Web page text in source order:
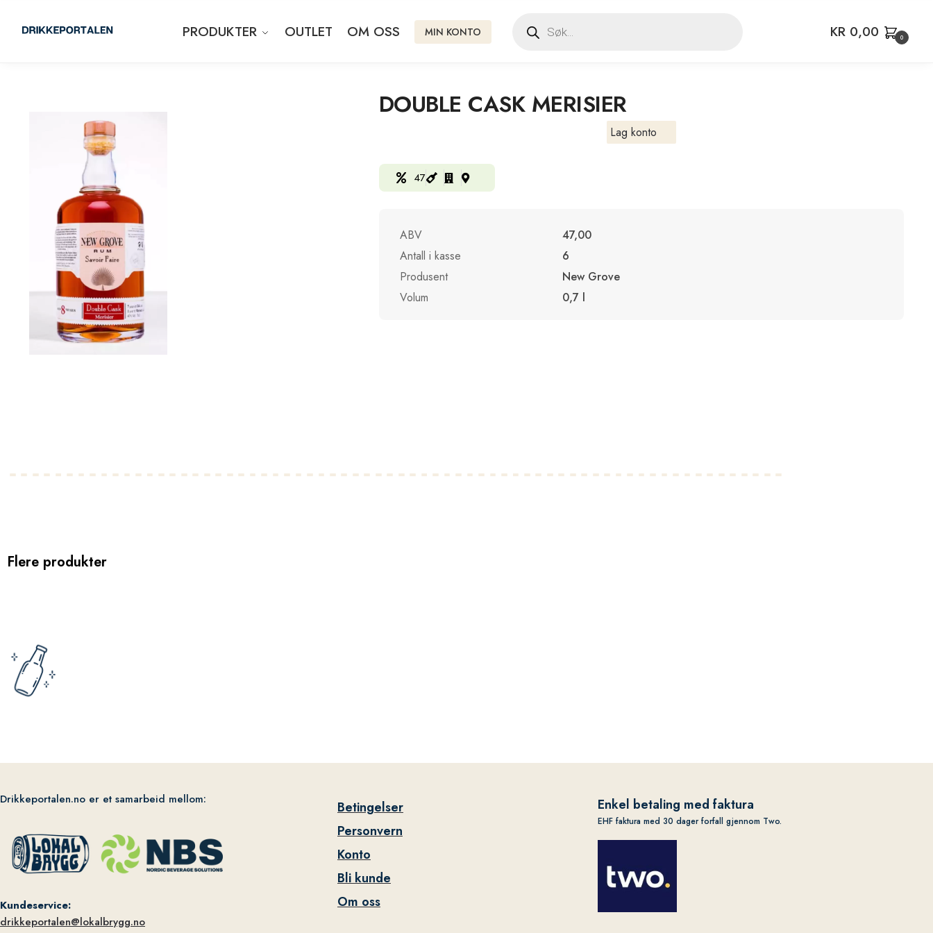
PRODUKTER OUTLET OM OSS MIN KONTO KR 0,00 0
DOUBLE CASK MERISIER
Lag konto
47
ABV
47,00
Antall i kasse
6
Produsent
New Grove
Volum
0,7 l
Flere produkter
Drikkeportalen.no er et samarbeid mellom:
Kundeservice:
drikkeportalen@lokalbrygg.no
Betingelser
Personvern
Konto
Bli kunde
Om oss
Enkel betaling med faktura
EHF faktura med 30 dager forfall gjennom Two.